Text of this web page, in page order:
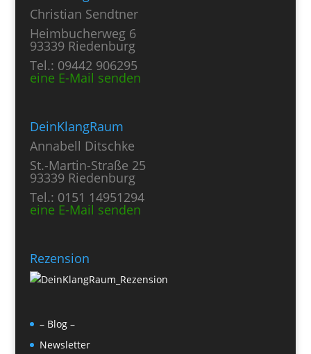
Christian Sendtner
Heimbucherweg 6
93339 Riedenburg
Tel.: 09442 906295
eine E-Mail senden
DeinKlangRaum
Annabell Ditschke
St.-Martin-Straße 25
93339 Riedenburg
Tel.: 0151 14951294
eine E-Mail senden
Rezension
– Blog –
Newsletter